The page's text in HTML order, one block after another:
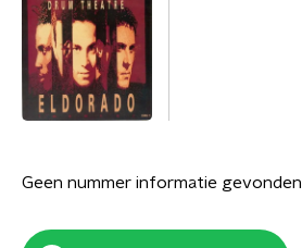
Geen nummer informatie gevonden